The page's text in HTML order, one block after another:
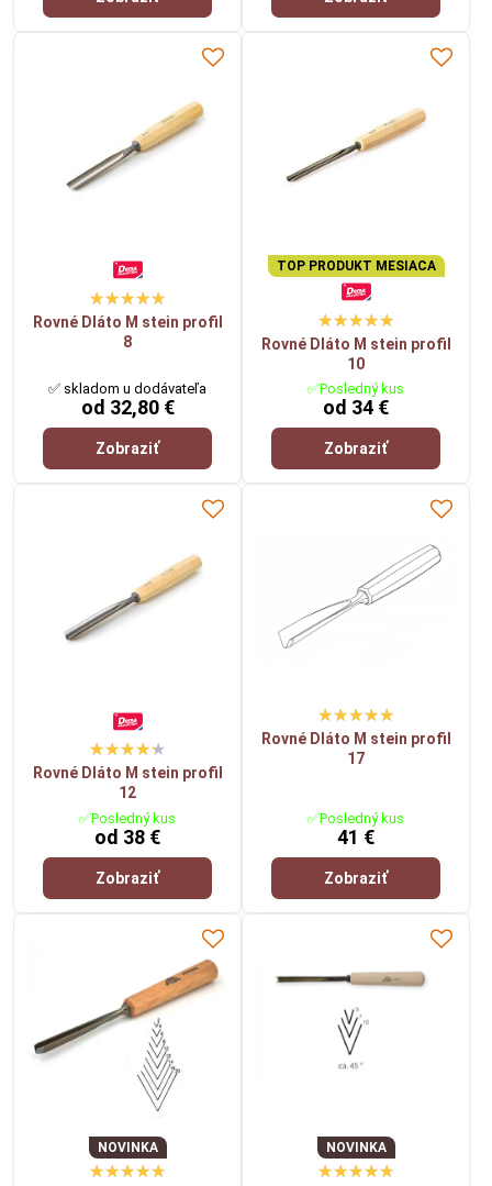
Rovné Dláto M stein profil
8
✅ skladom u dodávateľa
od 32,80 €
Zobraziť
TOP PRODUKT MESIACA
Rovné Dláto M stein profil
10
✅Posledný kus
od 34 €
Zobraziť
Rovné Dláto M stein profil
12
✅Posledný kus
od 38 €
Zobraziť
Rovné Dláto M stein profil
17
✅Posledný kus
41 €
Zobraziť
NOVINKA NOVINKA